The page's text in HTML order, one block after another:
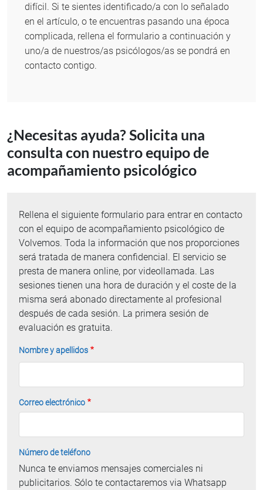
difícil. Si te sientes identificado/a con lo señalado
en el artículo, o te encuentras pasando una época
complicada, rellena el formulario a continuación y
uno/a de nuestros/as psicólogos/as se pondrá en
contacto contigo.
¿Necesitas ayuda? Solicita una
consulta con nuestro equipo de
acompañamiento psicológico
Rellena el siguiente formulario para entrar en contacto
con el equipo de acompañamiento psicológico de
Volvemos. Toda la información que nos proporciones
será tratada de manera confidencial. El servicio se
presta de manera online, por videollamada. Las
sesiones tienen una hora de duración y el coste de la
misma será abonado directamente al profesional
después de cada sesión. La primera sesión de
evaluación es gratuita.
Nombre y apellidos
Correo electrónico
Número de teléfono
Nunca te enviamos mensajes comerciales ni
publicitarios. Sólo te contactaremos via Whatsapp